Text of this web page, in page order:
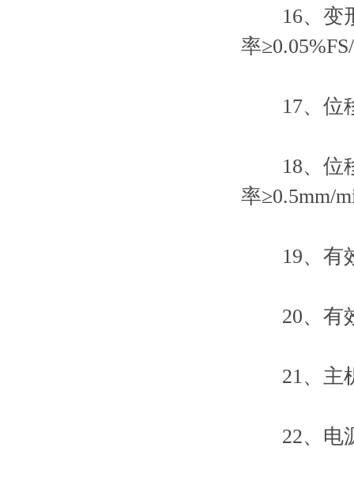
16、变形
率
17、位移
18、位移
率≥0.5mm/
19、有效
20、有效
21、主机
22、电源